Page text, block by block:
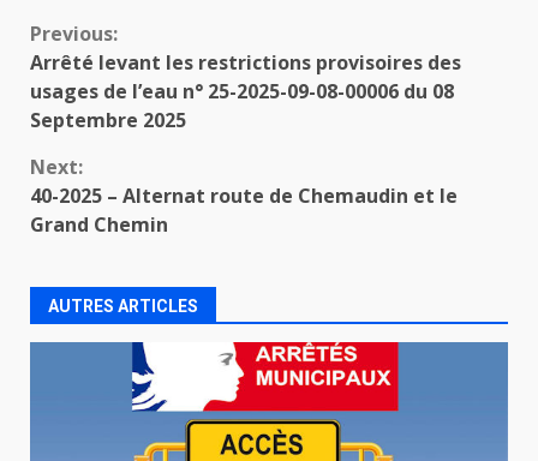
Continue
Reading
Previous:
Arrêté levant les restrictions provisoires des
usages de l’eau n° 25-2025-09-08-00006 du 08
Septembre 2025
Next:
40-2025 – Alternat route de Chemaudin et le
Grand Chemin
AUTRES ARTICLES